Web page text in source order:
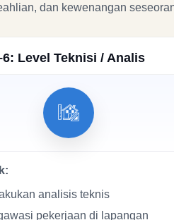
dan kewenangan
Level Teknisi / Analis
analisis teknis
pekerjaan di lapangan